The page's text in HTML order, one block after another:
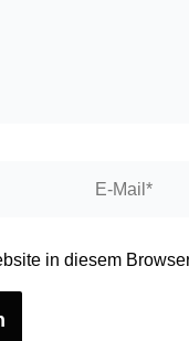
Mail*
in diesem